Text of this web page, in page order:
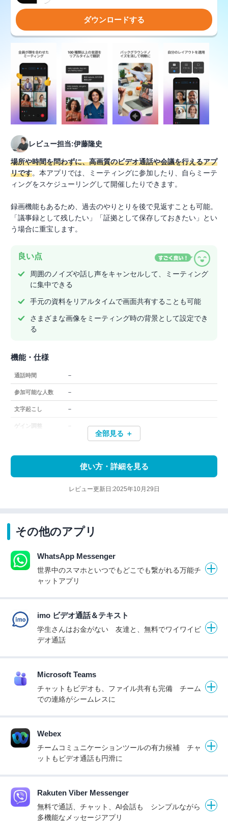
ダウンロードする
レビュー担当:伊藤隆史
場所や時間を問わずに、高画質のビデオ通話や会議を行えるアプ
リです。本アプリでは、ミーティングに参加したり、自らミーテ
ィングをスケジューリングして開催したりできます。
録画機能もあるため、過去のやりとりを後で見返すことも可能。
「議事録として残したい」「証拠として保存しておきたい」とい
う場合に重宝します。
良い点
周囲のノイズや話し声をキャンセルして、ミーティング
に集中できる
手元の資料をリアルタイムで画面共有することも可能
さまざまな画像をミーティング時の背景として設定でき
る
機能・仕様
通話時間 －
参加可能な人数 －
文字起こし －
ゲイン調整 －
全部見る ＋
使い方・詳細を見る
レビュー更新日:2025年10月29日
その他のアプリ
WhatsApp Messenger
世界中のスマホといつでもどこでも繋がれる万能チ
ャットアプリ
imo ビデオ通話＆テキスト
学生さんはお金がない 友達と、無料でワイワイビ
デオ通話
Microsoft Teams
チャットもビデオも、ファイル共有も完備 チーム
での連絡がシームレスに
Webex
チームコミュニケーションツールの有力候補 チャ
ットもビデオ通話も円滑に
Rakuten Viber Messenger
無料で通話、チャット、AI会話も シンプルながら
多機能なメッセージアプリ